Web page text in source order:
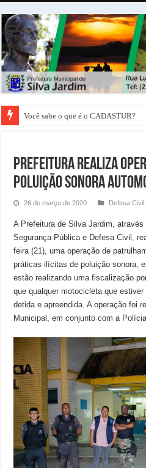
Você sabe o que é o CADASTUR?
PREFEITURA REALIZA
POLUIÇÃO SONORA
26 de março de 2020 Defesa Civil
A Prefeitura de Silva Jardim,
Segurança Pública e Defesa Civil,
feira (21), uma operação de
práticas ilícitas de poluição sonora,
estão realizando uma fiscalização
que qualquer motocicleta que
detida e apreendida. A operação foi
Municipal, em conjunto com a